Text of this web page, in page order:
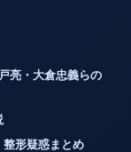
亮・大倉忠義らの
形疑惑まとめ